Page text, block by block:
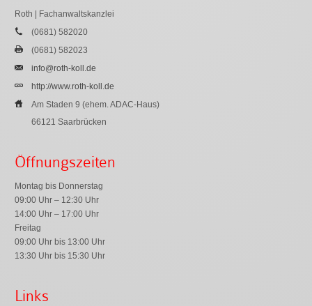
Roth | Fachanwaltskanzlei
(0681) 582020
(0681) 582023
info@roth-koll.de
http://www.roth-koll.de
Am Staden 9 (ehem. ADAC-Haus)
66121 Saarbrücken
Öffnungszeiten
Montag bis Donnerstag
09:00 Uhr – 12:30 Uhr
14:00 Uhr – 17:00 Uhr
Freitag
09:00 Uhr bis 13:00 Uhr
13:30 Uhr bis 15:30 Uhr
Links